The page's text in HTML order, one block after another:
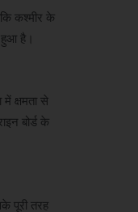
कश्मीर के
हुआ है।
क्षमता से
बोर्ड के
पूरी तरह